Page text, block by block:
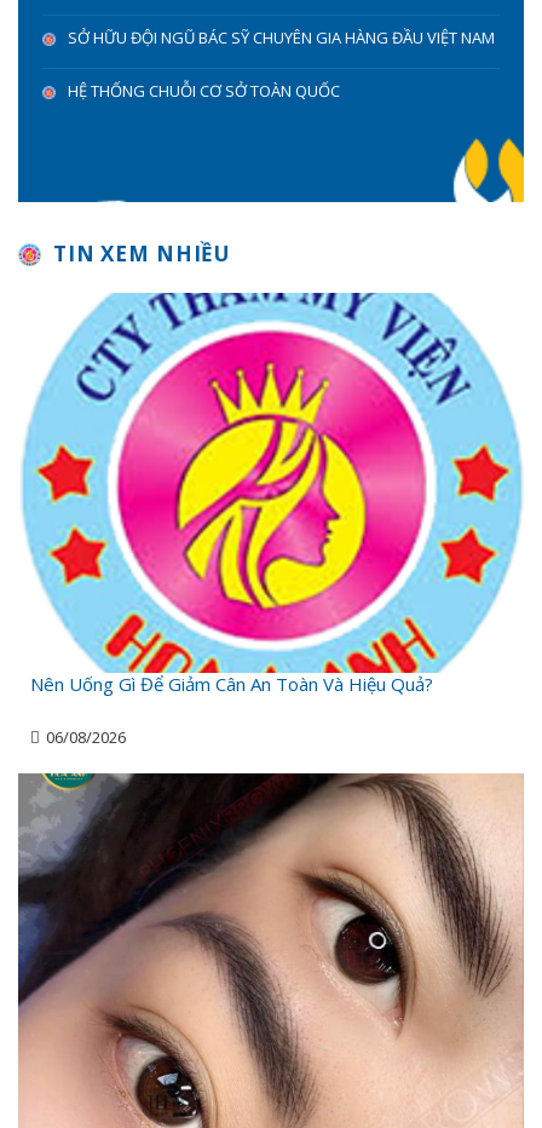
SỞ HỮU ĐỘI NGŨ BÁC SỸ CHUYÊN GIA HÀNG ĐẦU VIỆT NAM
HỆ THỐNG CHUỖI CƠ SỞ TOÀN QUỐC
TIN XEM NHIỀU
Nên Uống Gì Để Giảm Cân An Toàn Và Hiệu Quả?
06/08/2026